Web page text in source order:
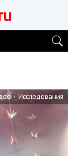
. Исследования